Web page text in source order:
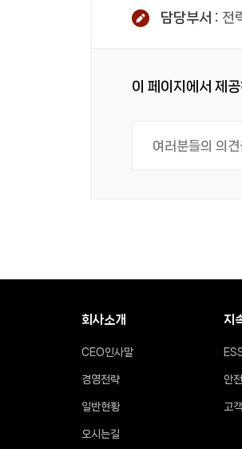
담당부서 : 전
이 페이지에서 제
회사소개
CEO인사말
경영전략
일반현황
오시는길
지
안
고